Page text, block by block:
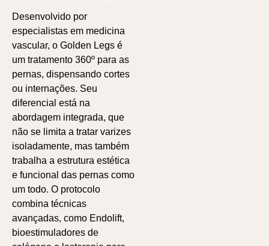
Desenvolvido por
especialistas em medicina
vascular, o Golden Legs é
um tratamento 360º para as
pernas, dispensando cortes
ou internações. Seu
diferencial está na
abordagem integrada, que
não se limita a tratar varizes
isoladamente, mas também
trabalha a estrutura estética
e funcional das pernas como
um todo. O protocolo
combina técnicas
avançadas, como Endolift,
bioestimuladores de